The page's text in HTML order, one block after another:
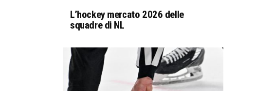
L’hockey mercato 2026 delle
squadre di NL